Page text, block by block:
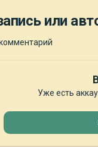
или
Уже есть